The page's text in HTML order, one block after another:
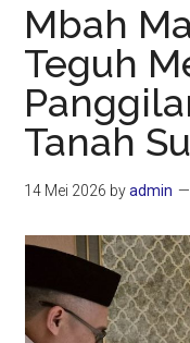
Mbah
Teguh
Tanah
14 Mei 2026 byadmin